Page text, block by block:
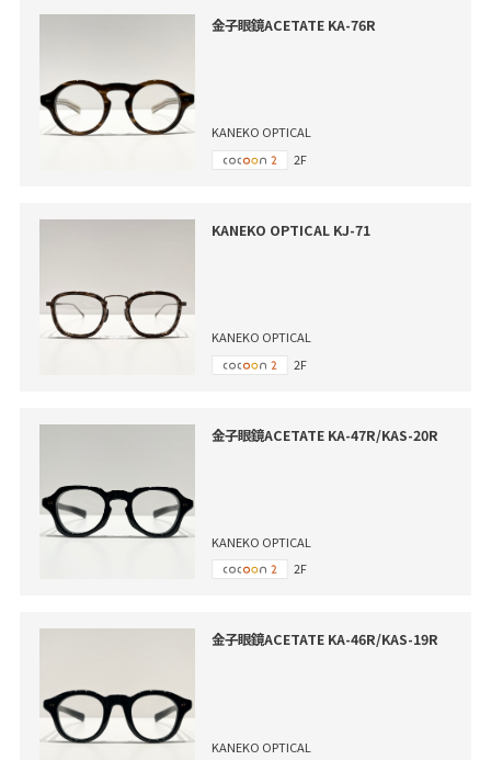
金子眼鏡ACETATE KA-76R
KANEKO OPTICAL
2F
KANEKO OPTICAL KJ-71
KANEKO OPTICAL
2F
金子眼鏡ACETATE KA-47R/KAS-20R
KANEKO OPTICAL
2F
金子眼鏡ACETATE KA-46R/KAS-19R
KANEKO OPTICAL